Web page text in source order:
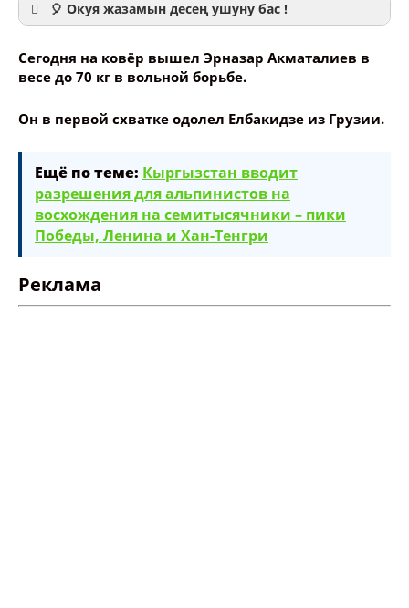
🎈 Окуя жазамын десең ушуну бас !
Ваше имя
Название сообщения
Опубликовать контент
Сегодня на ковёр вышел Эрназар Акматалиев в
весе до 70 кг в вольной борьбе.
Он в первой схватке одолел Елбакидзе из Грузии.
Ещё по теме: Кыргызстан вводит
разрешения для альпинистов на
восхождения на семитысячники – пики
Победы, Ленина и Хан-Тенгри
Реклама